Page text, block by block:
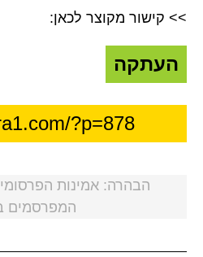
>> קישור מקוצר לכאן:
העתקה
הבהרה: אמינות
המפרסמים